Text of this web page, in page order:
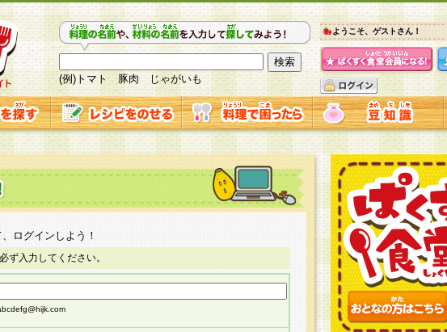
(例)トマト 豚肉 じゃがいも
ようこそ、ゲストさん！
ログインしよう！
ず入力してください。